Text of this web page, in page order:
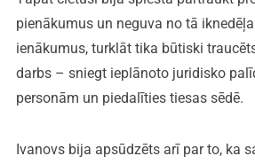
pienākumus un neguva no tā
ienākumus, turklāt tika būtiski
darbs – sniegt ieplānoto juridisko
personām un piedalīties tiesas sēdē.
Ivanovs bija apsūdzēts arī par to, ka